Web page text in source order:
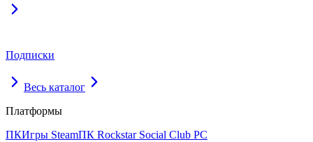
Подписки
Весь каталог
Платформы
ПКИгры SteamПК Rockstar Social Club PC